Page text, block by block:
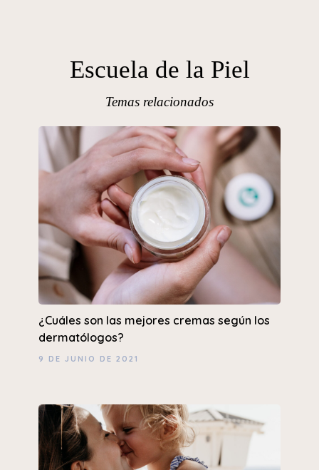
Escuela de la Piel
Temas relacionados
¿Cuáles son las mejores cremas según los
dermatólogos?
9 DE JUNIO DE 2021